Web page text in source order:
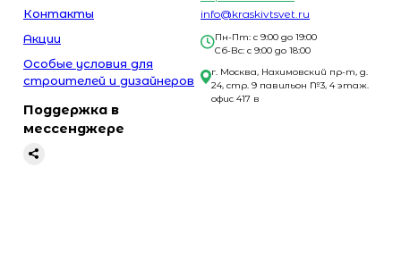
Контакты
Акции
Особые условия для
строителей и дизайнеров
Поддержка в
мессенджере
info@kraskivtsvet.ru
Пн-Пт: с 9:00 до 19:00
Сб-Вс: с 9:00 до 18:00
г. Москва, Нахимовский пр-т, д.
24, стр. 9 павильон №3, 4 этаж.
офис 417 в